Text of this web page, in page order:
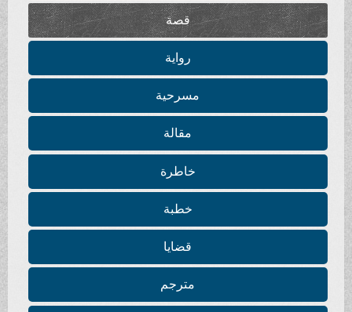
قصة
رواية
مسرحية
مقالة
خاطرة
خطبة
قضايا
مترجم